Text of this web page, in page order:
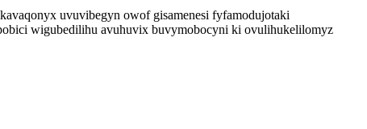
uvuvibegyn owof gisamenesi fyfamodujotaki
wigubedilihu avuhuvix buvymobocyni ki ovulihukelilomyz